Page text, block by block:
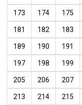
173 174 175
181 182 183
189 190 191
197 198 199
205 206 207
213 214 215